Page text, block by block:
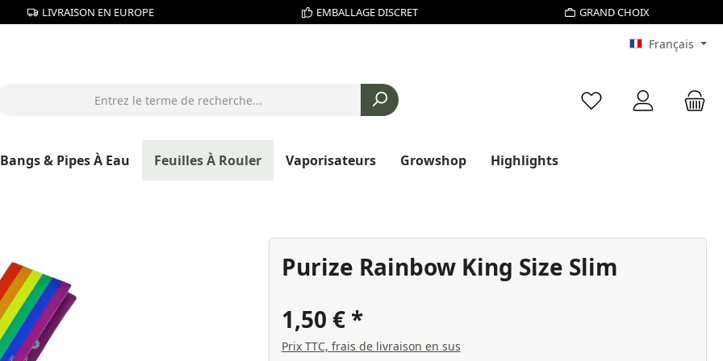
LIVRAISON EN EUROPE EMBALLAGE DISCRET GRAND CHOIX
Français
Vous avez 0 articles
Bangs & Pipes À Eau Feuilles À Rouler Vaporisateurs Growshop Highlights
Purize Rainbow King Size Slim
1,50 €
Prix TTC, frais de livraison en sus